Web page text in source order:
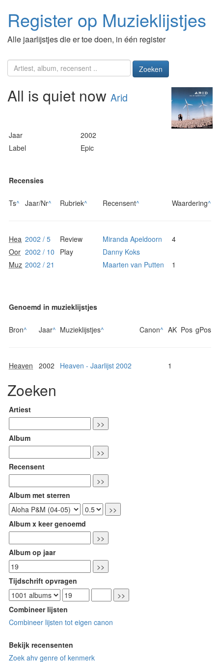
Register op Muzieklijstjes
Alle jaarlijstjes die er toe doen, in één register
Zoeken
All is quiet now Arid
Jaar
2002
Label
Epic
Recensies
Ts^ Jaar/Nr^ Rubriek^ Recensent^ Waardering^
Hea 2002 / 5 Review Miranda Apeldoorn
4
Oor 2002 / 10 Play
Danny Koks
Muz 2002 / 21 Maarten van Putten 1
Genoemd in muzieklijstjes
Bron^ Jaar^ Muzieklijstjes^ Canon^ AK Pos gPos
Heaven 2002 Heaven - Jaarlijst 2002 1
Zoeken
Artiest
Album
Recensent
Album met sterren
Album x keer genoemd
Album op jaar
Tijdschrift opvragen
Combineer lijsten
Combineer lijsten tot eigen canon
Bekijk recensenten
Zoek ahv genre of kenmerk